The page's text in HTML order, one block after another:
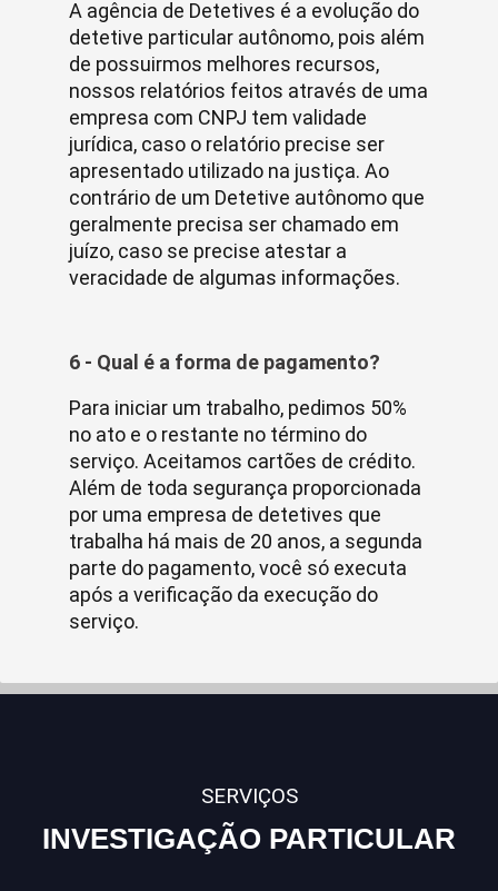
A agência de Detetives é a evolução do
detetive particular autônomo, pois além
de possuirmos melhores recursos,
nossos relatórios feitos através de uma
empresa com CNPJ tem validade
jurídica, caso o relatório precise ser
apresentado utilizado na justiça. Ao
contrário de um Detetive autônomo que
geralmente precisa ser chamado em
juízo, caso se precise atestar a
veracidade de algumas informações.
6 - Qual é a forma de pagamento?
Para iniciar um trabalho, pedimos 50%
no ato e o restante no término do
serviço. Aceitamos cartões de crédito.
Além de toda segurança proporcionada
por uma empresa de detetives que
trabalha há mais de 20 anos, a segunda
parte do pagamento, você só executa
após a verificação da execução do
serviço.
SERVIÇOS
INVESTIGAÇÃO PARTICULAR